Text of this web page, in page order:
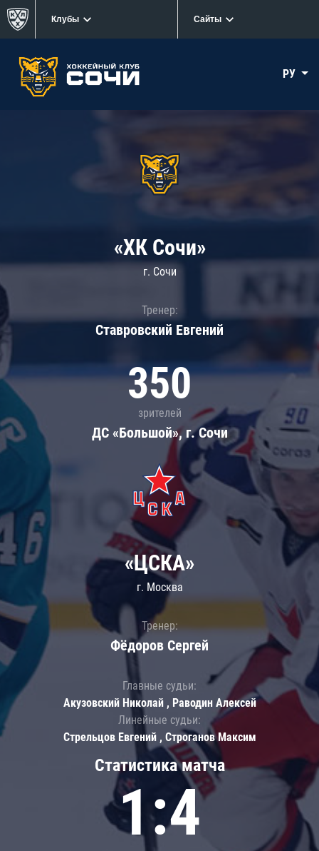
Клубы Сайты
РУ
«ХК Сочи»
г. Сочи
Тренер:
Ставровский Евгений
350
зрителей
ДС «Большой», г. Сочи
Статистика матча
1:4
«ЦСКА»
г. Москва
Тренер:
Фёдоров Сергей
Главные судьи:
Акузовский Николай , Раводин Алексей
Линейные судьи:
Стрельцов Евгений , Строганов Максим